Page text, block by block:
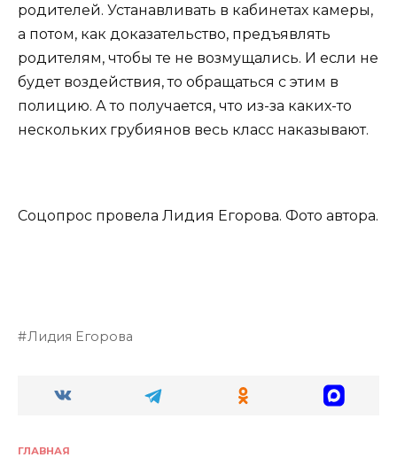
родителей. Устанавливать в кабинетах камеры,
а потом, как доказательство, предъявлять
родителям, чтобы те не возмущались. И если не
будет воздействия, то обращаться с этим в
полицию. А то получается, что из-за каких-то
нескольких грубиянов весь класс наказывают.
Соцопрос провела Лидия Егорова. Фото автора.
Лидия Егорова
ГЛАВНАЯ